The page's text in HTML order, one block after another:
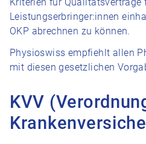
Leistungserbringer:innen
OKP abrechnen zu können.
Physioswiss empfiehlt allen
mit diesen gesetzlichen
KVV